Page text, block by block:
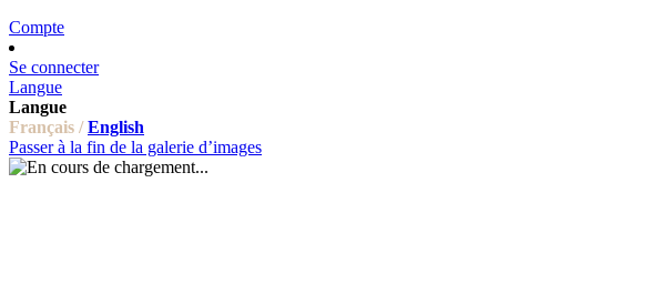
Compte
Se connecter
Langue
Langue
Français / English
Passer à la fin de la galerie d’images